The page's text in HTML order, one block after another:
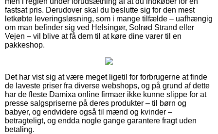
fastsat pris. Derudover skal du beslutte sig for den mest
letkøbte leveringsløsning, som i mange tilfælde – uafhængig
om man befinder sig ved Helsingør, Solrød Strand eller
Vejen – vil blive at få dem til at køre dine varer til en
pakkeshop.
Det har vist sig at være meget ligetil for forbrugerne at finde
de laveste priser fra diverse webshops, og på grund af dette
har de fleste Damixa online firmaer ikke kunne slippe for at
presse salgspriserne på deres produkter – til børn og
babyer, og endvidere også til mænd og kvinder –
betragteligt, og endda nogle gange garantere fragt uden
betaling.